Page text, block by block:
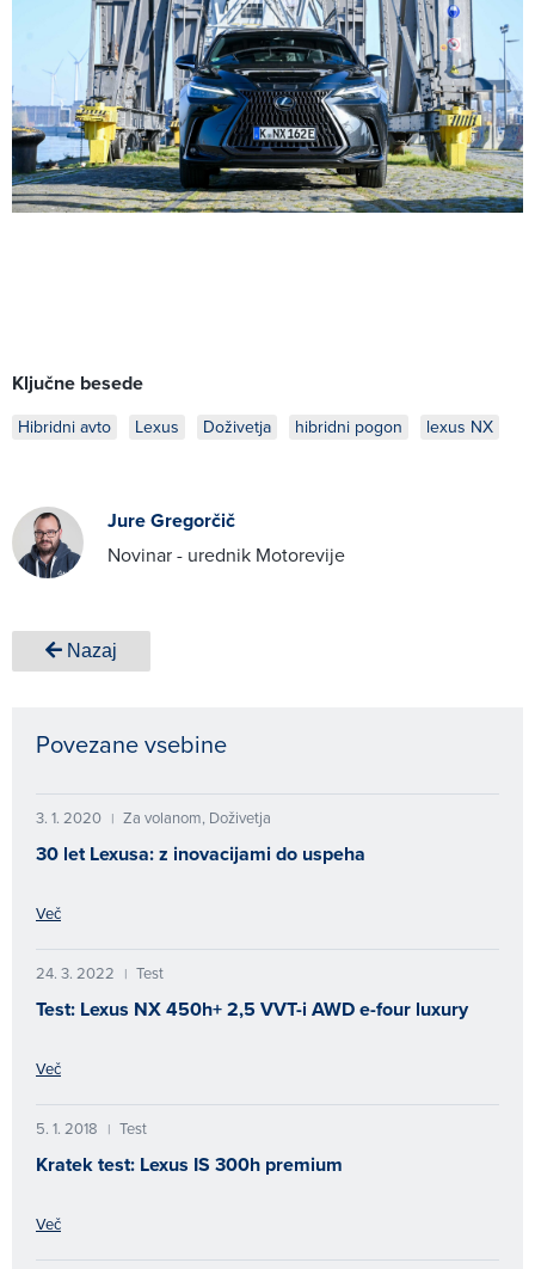
Ključne besede
Hibridni avto Lexus Doživetja hibridni pogon lexus NX
Jure Gregorčič
Novinar - urednik Motorevije
Nazaj
Povezane vsebine
3. 1. 2020 | Za volanom, Doživetja
30 let Lexusa: z inovacijami do uspeha
Več
24. 3. 2022 | Test
Test: Lexus NX 450h+ 2,5 VVT-i AWD e-four luxury
Več
5. 1. 2018 | Test
Kratek test: Lexus IS 300h premium
Več